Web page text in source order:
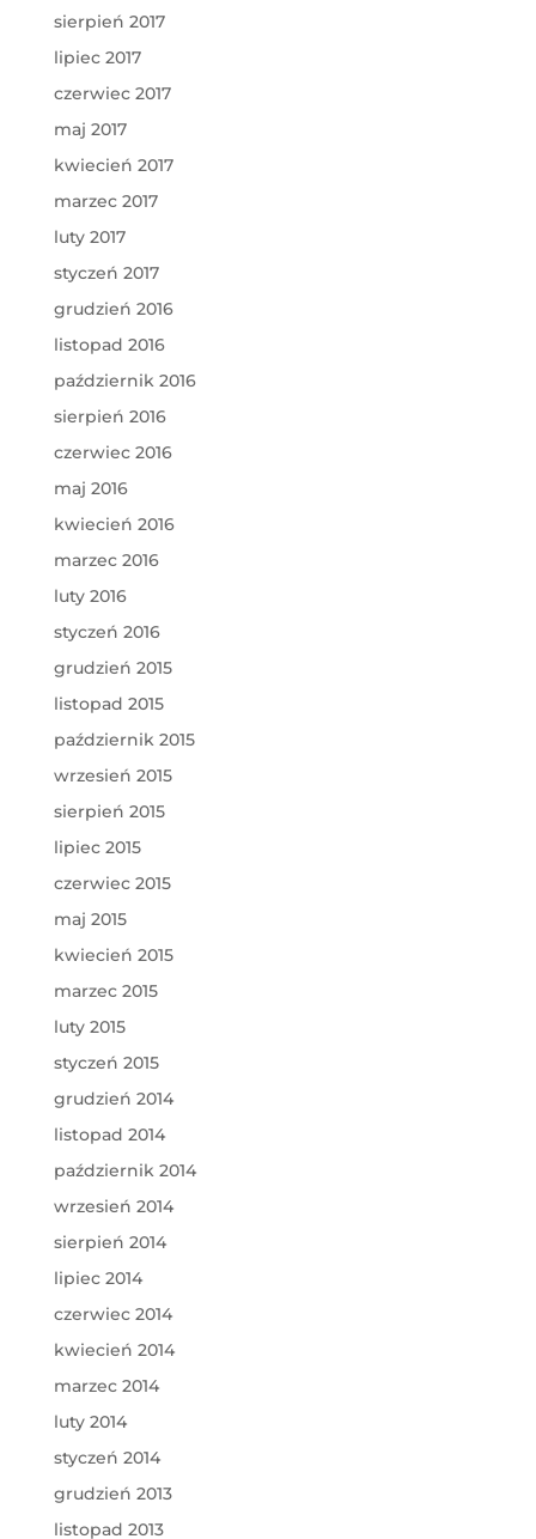
sierpień 2017
lipiec 2017
czerwiec 2017
maj 2017
kwiecień 2017
marzec 2017
luty 2017
styczeń 2017
grudzień 2016
listopad 2016
październik 2016
sierpień 2016
czerwiec 2016
maj 2016
kwiecień 2016
marzec 2016
luty 2016
styczeń 2016
grudzień 2015
listopad 2015
październik 2015
wrzesień 2015
sierpień 2015
lipiec 2015
czerwiec 2015
maj 2015
kwiecień 2015
marzec 2015
luty 2015
styczeń 2015
grudzień 2014
listopad 2014
październik 2014
wrzesień 2014
sierpień 2014
lipiec 2014
czerwiec 2014
kwiecień 2014
marzec 2014
luty 2014
styczeń 2014
grudzień 2013
listopad 2013